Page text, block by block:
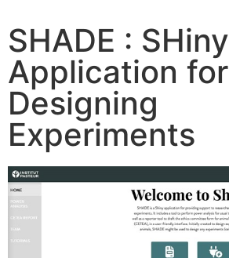
SHADE : SHiny
Application for
Designing
Experiments